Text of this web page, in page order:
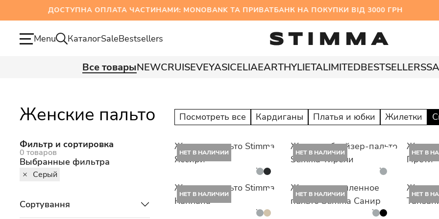
ДОСТУПНА ОПЛАТА ЧАСТИНАМИ: MONOBANK ТА ПРИВАТБАНК НА ПОКУПКИ ВІД 3000 ГРН
Menu КаталогSaleBestsellers
Все товарыNEWCRUISEVEYASICELIAEARTHYLIETALIMITEDBESTSELLERS
Женские пальто Посмотреть все Кардиганы Платья и юбки Жилетки
Фильтр и сортировка
0 товаров
Выбранные фильтра
Серый
Сортування
НЕТ В НАЛИЧИИ
Женское пальто Stimma
Яссири
НЕТ В НАЛИЧИИ
Женское блейзер-пальто
Stimma Тирели
НЕТ В
Прети
НЕТ В НАЛИЧИИ
Женское пальто Stimma
Каплана
НЕТ В НАЛИЧИИ
Женское утепленное
пальто Stimma Санир
НЕТ В